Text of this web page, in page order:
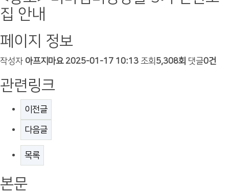
집 안내
페이지 정보
작성자 아프지마요 2025-01-17 10:13 조회 5,308회 댓글0건
관련링크
이전글
다음글
목록
본문